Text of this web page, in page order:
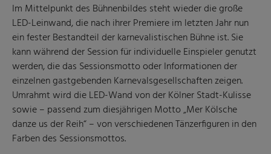
Im Mittelpunkt des Bühnenbildes steht wieder die große
LED-Leinwand, die nach ihrer Premiere im letzten Jahr nun
ein fester Bestandteil der karnevalistischen Bühne ist. Sie
kann während der Session für individuelle Einspieler genutzt
werden, die das Sessionsmotto oder Informationen der
einzelnen gastgebenden Karnevalsgesellschaften zeigen.
Umrahmt wird die LED-Wand von der Kölner Stadt-Kulisse
sowie – passend zum diesjährigen Motto „Mer Kölsche
danze us der Reih“ – von verschiedenen Tänzerfiguren in den
Farben des Sessionsmottos.